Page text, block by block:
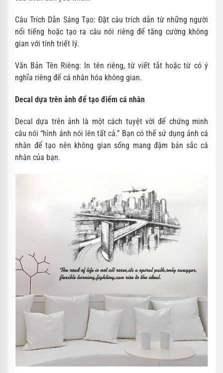
Câu Trích Dẫn Sáng Tạo: Đặt câu trích dẫn từ những người
nổi tiếng hoặc tạo ra câu nói riêng để tăng cường không
gian với tính triết lý.
Văn Bản Tên Riêng: In tên riêng, từ viết tắt hoặc từ có ý
nghĩa riêng để cá nhân hóa không gian.
Decal dựa trên ảnh để tạo điểm cá nhân
Decal dựa trên ảnh là một cách tuyệt vời để chứng minh
câu nói “hình ảnh nói lên tất cả.” Bạn có thể sử dụng ảnh cá
nhân để tạo nên không gian sống mang đậm bản sắc cá
nhân của bạn.